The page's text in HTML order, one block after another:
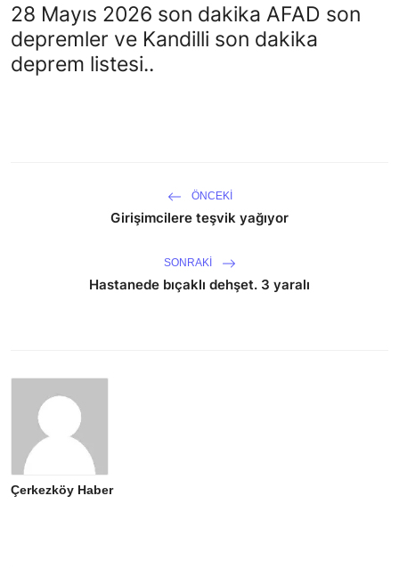
28 Mayıs 2026 son dakika AFAD son
depremler ve Kandilli son dakika
deprem listesi..
ÖNCEKI
Girişimcilere teşvik yağıyor
SONRAKI
Hastanede bıçaklı dehşet. 3 yaralı
Çerkezköy Haber